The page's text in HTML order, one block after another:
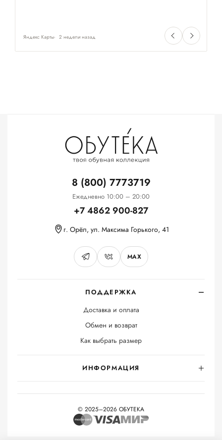
Яндекс Карты 2 недели назад
ПОДДЕРЖКА
Доставка и оплата
Обмен и возврат
Как выбрать размер
ИНФОРМАЦИЯ
8 (800) 7773719
Ежедневно 10:00 – 20:00
+7 4862 900-827
г. Орёл, ул. Максима Горького, 41
MAX
© 2025–2026 ОБУТЕКА